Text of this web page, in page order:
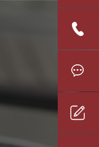
在线咨询